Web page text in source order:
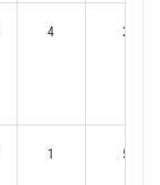
4 2
1 5